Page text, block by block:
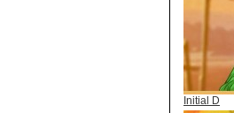
Initial D